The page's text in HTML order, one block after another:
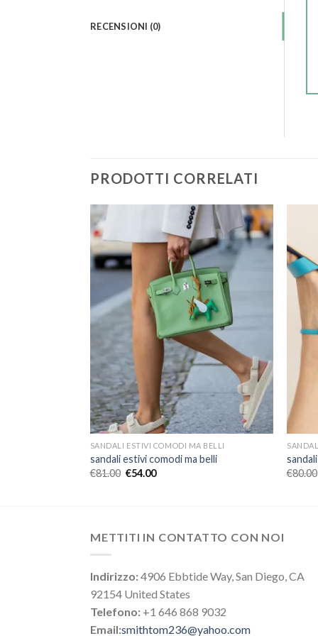
RECENSIONI (0)
PRODOTTI CORRELATI
SANDALI ESTIVI COMODI MA BELLI
sandali estivi comodi ma belli
€81.00 €54.00
€80.00
METTITI IN CONTATTO CON NOI
Indirizzo:4906 Ebbtide Way, San Diego, CA
92154 United States
Telefono: +1 646 868 9032
Email:smithtom236@yahoo.com